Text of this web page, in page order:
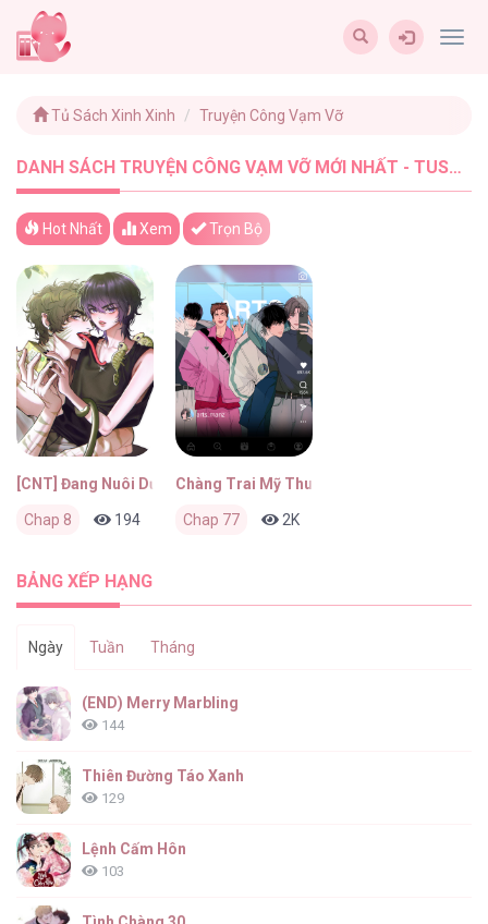
Tủ Sách Xinh Xinh Truyện Công Vạm Vỡ
DANH SÁCH TRUYỆN CÔNG VẠM VỠ MỚI NHẤT - TUSACHXINHXINH (2)
Hot Nhất Xem Trọn Bộ
[CNT] Đang Nuôi Dưỡng Bé Dưa Lưới
Chap 8 194 4 tuần trước
Chàng Trai Mỹ Thuật
Chap 77 2K
BẢNG XẾP HẠNG
Ngày Tuần Tháng
(END) Merry Marbling
144
Thiên Đường Táo Xanh
129
Lệnh Cấm Hôn
103